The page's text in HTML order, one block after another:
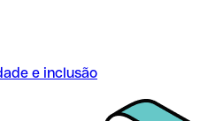
e inclusão